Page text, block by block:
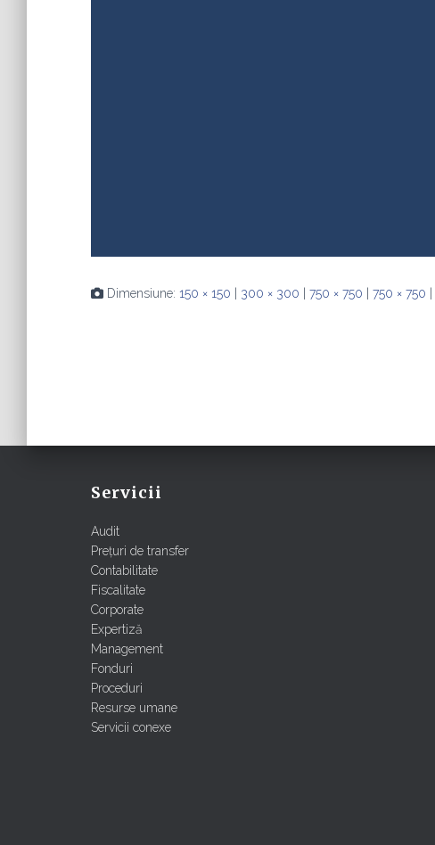
Dimensiune: 150 × 150 300 × 300 750 × 750 750 × 750
Servicii
Audit
Prețuri de transfer
Contabilitate
Fiscalitate
Corporate
Expertiză
Management
Fonduri
Proceduri
Resurse umane
Servicii conexe